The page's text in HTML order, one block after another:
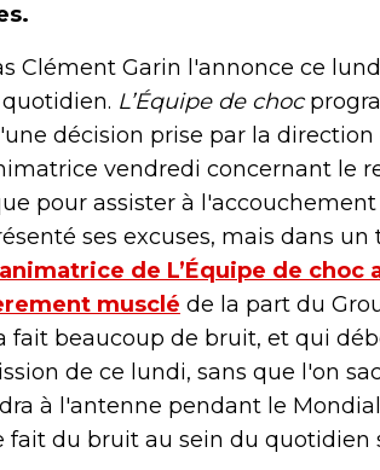
Clément Garin l'annonce ce
L’Équipe de choc
décision prise par la direction
vendredi concernant le
pour assister à l'accouchement
ses excuses, mais dans un
de L’Équipe de choc
musclé de la part du
fait beaucoup de bruit, et qui
de ce lundi, sans que l'on
à l'antenne pendant le
fait du bruit au sein du quotidien